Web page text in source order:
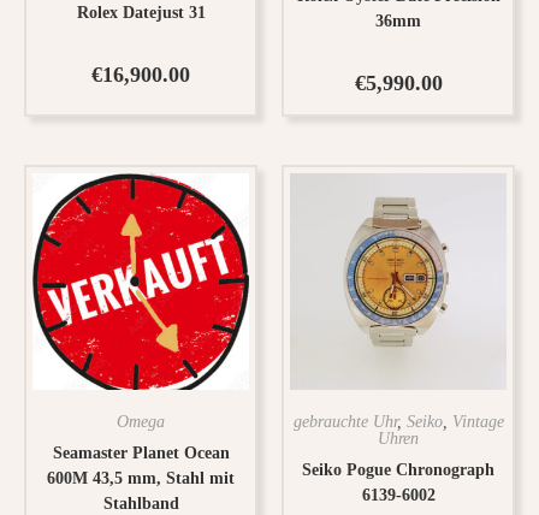
Rolex Datejust 31
€16,900.00
36mm
€5,990.00
Omega
Seamaster Planet Ocean
600M 43,5 mm, Stahl mit
Stahlband
gebrauchte Uhr, Seiko, Vintage
Uhren
Seiko Pogue Chronograph
6139-6002